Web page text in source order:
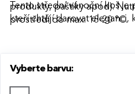
produkty, paštiky apod).
prostředí do max. 18-20 °C.
Tento střední vánoční koš
kteří chtějí darovat eleganci,
Vyberte barvu: